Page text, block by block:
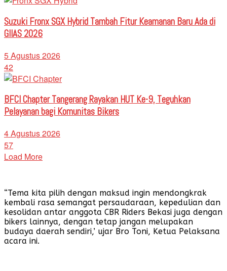
Suzuki Fronx SGX Hybrid Tambah Fitur Keamanan Baru Ada di
GIIAS 2026
5 Agustus 2026
42
BFCI Chapter Tangerang Rayakan HUT Ke-9, Teguhkan
Pelayanan bagi Komunitas Bikers
4 Agustus 2026
57
Load More
“Tema kita pilih dengan maksud ingin mendongkrak
kembali rasa semangat persaudaraan, kepedulian dan
kesolidan antar anggota CBR Riders Bekasi juga dengan
bikers lainnya, dengan tetap jangan melupakan
budaya daerah sendiri,’ ujar Bro Toni, Ketua Pelaksana
acara ini.